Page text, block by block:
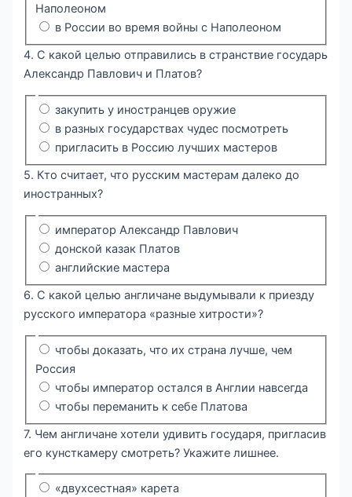
Наполеоном
в России во время войны с Наполеоном
4. С какой целью отправились в странствие государь
Александр Павлович и Платов?
закупить у иностранцев оружие
в разных государствах чудес посмотреть
пригласить в Россию лучших мастеров
5. Кто считает, что русским мастерам далеко до
иностранных?
император Александр Павлович
донской казак Платов
английские мастера
6. С какой целью англичане выдумывали к приезду
русского императора «разные хитрости»?
чтобы доказать, что их страна лучше, чем
Россия
чтобы император остался в Англии навсегда
чтобы переманить к себе Платова
7. Чем англичане хотели удивить государя, пригласив
его кунсткамеру смотреть? Укажите лишнее.
«двухсестная» карета